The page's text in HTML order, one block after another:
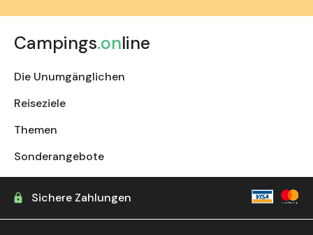
Campings.online
Die Unumgänglichen
Reiseziele
Themen
Sonderangebote
Sichere Zahlungen